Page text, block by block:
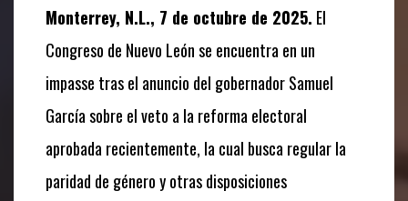
Monterrey, N.L., 7 de octubre de 2025. El
Congreso de Nuevo León se encuentra en un
impasse tras el anuncio del gobernador Samuel
García sobre el veto a la reforma electoral
aprobada recientemente, la cual busca regular la
paridad de género y otras disposiciones